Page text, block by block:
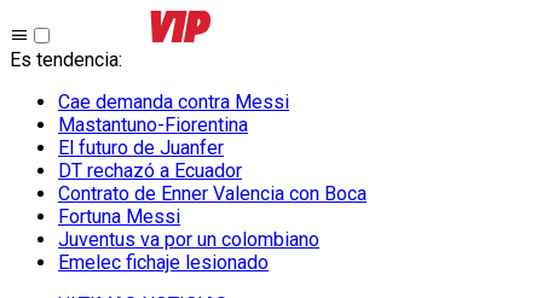
Es tendencia:
Cae demanda contra Messi
Mastantuno-Fiorentina
El futuro de Juanfer
DT rechazó a Ecuador
Contrato de Enner Valencia con Boca
Fortuna Messi
Juventus va por un colombiano
Emelec fichaje lesionado